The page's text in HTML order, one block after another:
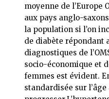
moyenne de l’Europe
aux pays anglo-
la population si l’on
de diabète répondant
diagnostiques de
socio-économique et
femmes est évident.
standardisée sur